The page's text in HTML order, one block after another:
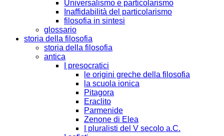
Universalismo e particolarismo
Inaffidabilità del particolarismo
filosofia in sintesi
glossario
storia della filosofia
storia della filosofia
antica
I presocratici
le origini greche della filosofia
la scuola ionica
Pitagora
Eraclito
Parmenide
Zenone di Elea
I pluralisti del V secolo a.C.